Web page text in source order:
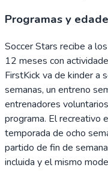
Programas y
Soccer Stars recibe a
12 meses con
FirstKick va de kinder a
semanas, un entreno
entrenadores
programa. El recreativo
temporada de ocho
partido de fin de
incluida y el mismo